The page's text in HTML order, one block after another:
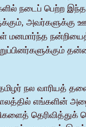
நடைப் பெற்ற
அவர்களுக்கு
மனமார்ந்த
நல வாரியத்
எங்களின்